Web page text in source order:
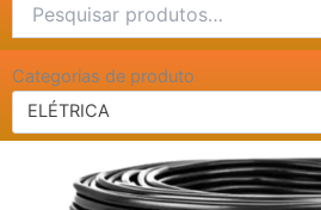
por:
Categorias de produto
ELÉTRICA